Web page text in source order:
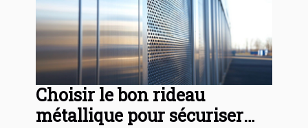
Choisir le bon rideau
métallique pour sécuriser